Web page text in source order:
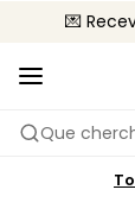
💌
Que